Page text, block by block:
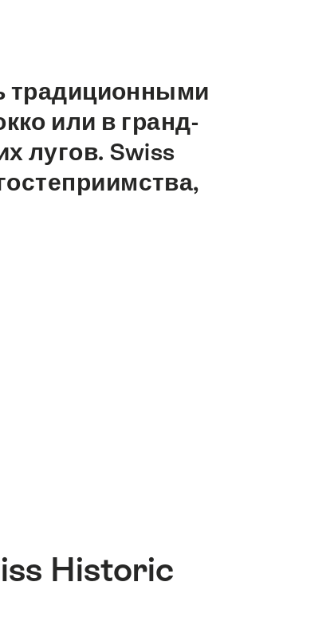
традиционными
или в гранд-
лугов. Swiss
Historic